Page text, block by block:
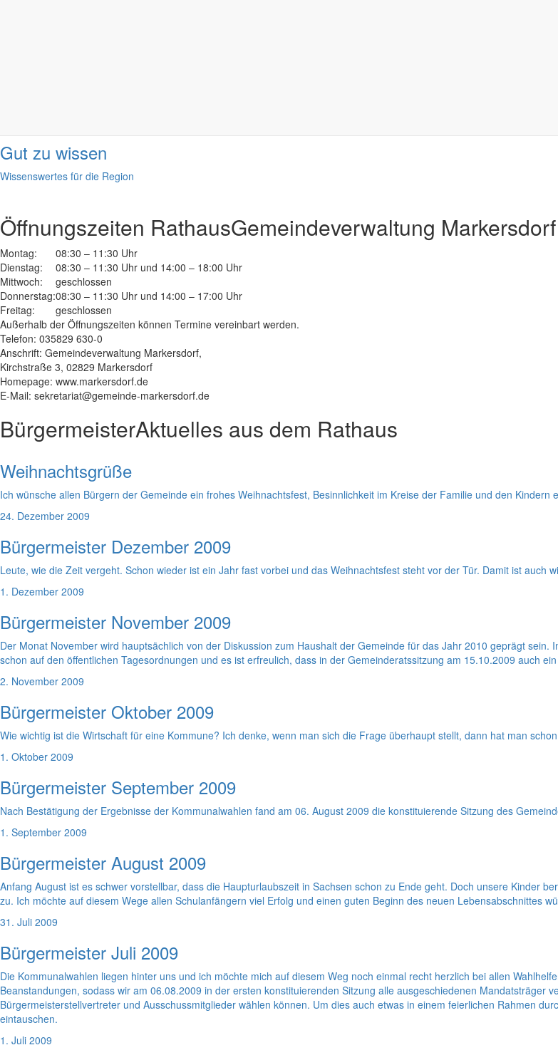
Gut zu wissen
Wissenswertes für die Region
Öffnungszeiten RathausGemeindeverwaltung Markersdorf
Montag:
08:30 – 11:30 Uhr
Dienstag:
08:30 – 11:30 Uhr und 14:00 – 18:00 Uhr
Mittwoch:
geschlossen
Donnerstag:08:30 – 11:30 Uhr und 14:00 – 17:00 Uhr
Freitag:
geschlossen
Außerhalb der Öffnungszeiten können Termine vereinbart werden.
Telefon: 035829 630-0
Anschrift: Gemeindeverwaltung Markersdorf,
Kirchstraße 3, 02829 Markersdorf
Homepage: www.markersdorf.de
E-Mail: sekretariat@gemeinde-markersdorf.de
BürgermeisterAktuelles aus dem Rathaus
Weihnachtsgrüße
Ich wünsche allen Bürgern der Gemeinde ein frohes Weihnachtsfest, Besinnlichkeit im Kreise der Familie und den
24. Dezember 2009
Bürgermeister Dezember 2009
Leute, wie die Zeit vergeht. Schon wieder ist ein Jahr fast vorbei und das Weihnachtsfest steht vor der Tür. Damit ist
1. Dezember 2009
Bürgermeister November 2009
Der Monat November wird hauptsächlich von der Diskussion zum Haushalt der Gemeinde für das Jahr 2010 geprägt
schon auf den öffentlichen Tagesordnungen und es ist erfreulich, dass in der Gemeinderatssitzung am 15.10.2009 auch
2. November 2009
Bürgermeister Oktober 2009
Wie wichtig ist die Wirtschaft für eine Kommune? Ich denke, wenn man sich die Frage überhaupt stellt, dann hat man
1. Oktober 2009
Bürgermeister September 2009
Nach Bestätigung der Ergebnisse der Kommunalwahlen fand am 06. August 2009 die konstituierende Sitzung des
1. September 2009
Bürgermeister August 2009
Anfang August ist es schwer vorstellbar, dass die Haupturlaubszeit in Sachsen schon zu Ende geht. Doch unsere Kinder
zu. Ich möchte auf diesem Wege allen Schulanfängern viel Erfolg und einen guten Beginn des neuen Lebensabschnittes
31. Juli 2009
Bürgermeister Juli 2009
Die Kommunalwahlen liegen hinter uns und ich möchte mich auf diesem Weg noch einmal recht herzlich bei allen
Beanstandungen, sodass wir am 06.08.2009 in der ersten konstituierenden Sitzung alle ausgeschiedenen
Bürgermeisterstellvertreter und Ausschussmitglieder wählen können. Um dies auch etwas in einem feierlichen Rahmen
eintauschen.
1. Juli 2009